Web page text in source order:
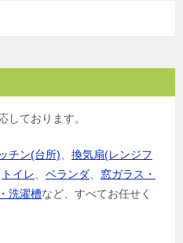
しております。
チン(台所)、 換気扇(レンジフ
トイレ、 ベランダ、 窓ガラス・
洗濯槽など、すべてお任せく